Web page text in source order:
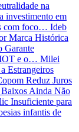
na
investimento em
com foco… Ideb
Marca Histórica
Garante
e o… Milei
Estrangeiros
Reduz Juros
Baixos Ainda Não
Insuficiente para
infantis de